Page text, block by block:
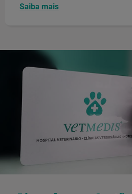
Saiba mais